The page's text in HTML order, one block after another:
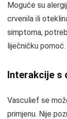
Moguće su
crvenila ili
simptoma,
liječničku pomoć.
Interakcije s
Vasculief se
primjenu. Nije